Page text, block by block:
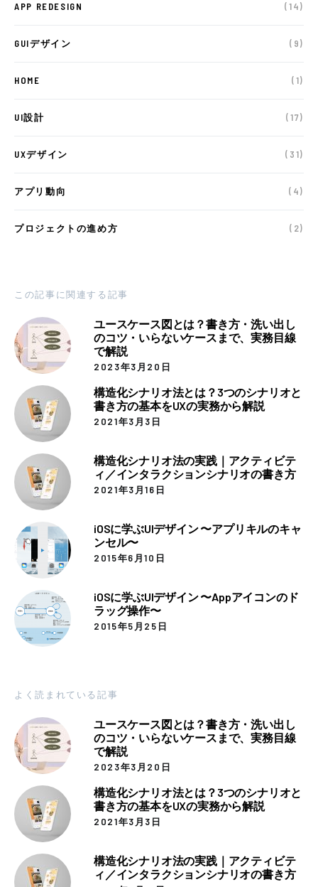
APP REDESIGN (14)
GUIデザイン (9)
HOME (1)
UI設計 (17)
UXデザイン (31)
アプリ動向 (4)
プロジェクトの進め方 (2)
この記事に関連する記事
ユースケース図とは？書き方・洗い出し
のコツ・いらないケースまで、実務目線
で解説
2023年3月20日
構造化シナリオ法とは？3つのシナリオと
書き方の基本をUXの実務から解説
2021年3月3日
構造化シナリオ法の実践｜アクティビテ
ィ／インタラクションシナリオの書き方
2021年3月16日
iOSに学ぶUIデザイン 〜アプリキルのキャ
ンセル〜
2015年6月10日
iOSに学ぶUIデザイン 〜Appアイコンのド
ラッグ操作〜
2015年5月25日
よく読まれている記事
ユースケース図とは？書き方・洗い出し
のコツ・いらないケースまで、実務目線
で解説
2023年3月20日
構造化シナリオ法とは？3つのシナリオと
書き方の基本をUXの実務から解説
2021年3月3日
構造化シナリオ法の実践｜アクティビテ
ィ／インタラクションシナリオの書き方